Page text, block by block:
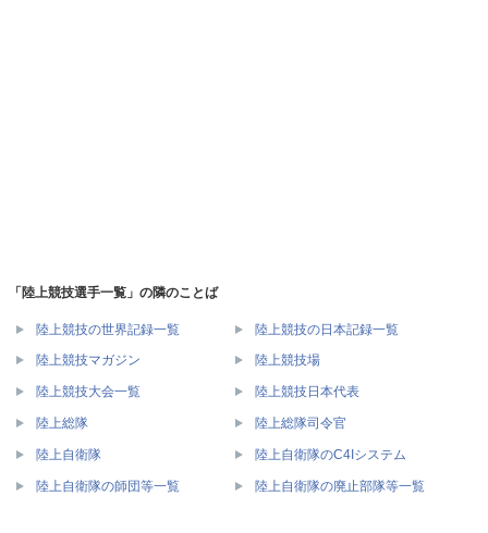
「陸上競技選手一覧」の隣のことば
陸上競技の世界記録一覧 陸上競技の日本記録一覧
陸上競技マガジン 陸上競技場
陸上競技大会一覧 陸上競技日本代表
陸上総隊 陸上総隊司令官
陸上自衛隊 陸上自衛隊のC4Iシステム
陸上自衛隊の師団等一覧 陸上自衛隊の廃止部隊等一覧